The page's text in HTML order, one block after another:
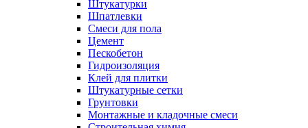
Штукатурки
Шпатлевки
Смеси для пола
Цемент
Пескобетон
Гидроизоляция
Клей для плитки
Штукатурные сетки
Грунтовки
Монтажные и кладочные смеси